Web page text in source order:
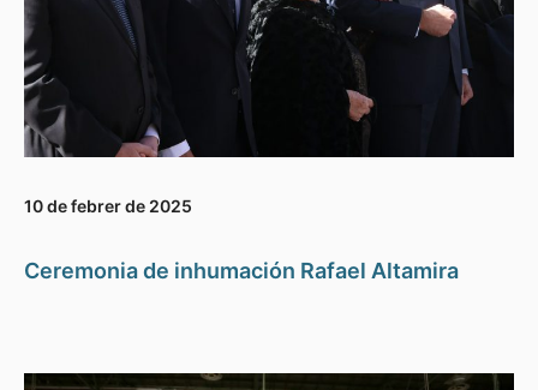
10 de febrer de 2025
Ceremonia de inhumación Rafael Altamira